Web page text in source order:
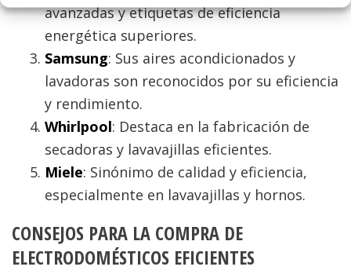
avanzadas y etiquetas de eficiencia
energética superiores.
Samsung: Sus aires acondicionados y
lavadoras son reconocidos por su eficiencia
y rendimiento.
Whirlpool: Destaca en la fabricación de
secadoras y lavavajillas eficientes.
Miele: Sinónimo de calidad y eficiencia,
especialmente en lavavajillas y hornos.
CONSEJOS PARA LA COMPRA DE
ELECTRODOMÉSTICOS EFICIENTES